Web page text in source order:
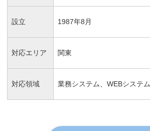
設立 1987年8月
対応エリア 関東
対応領域 業務システム、WEBシステム